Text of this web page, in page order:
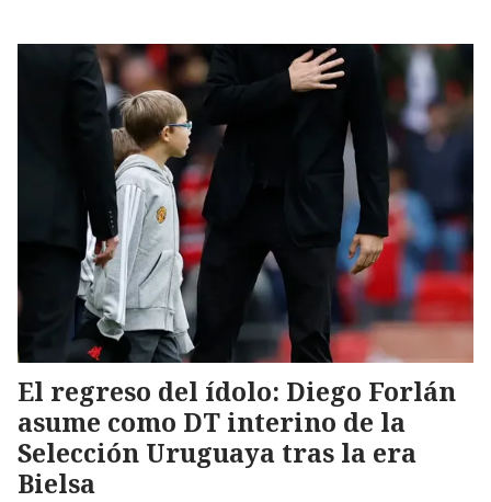
El regreso del ídolo: Diego Forlán
asume como DT interino de la
Selección Uruguaya tras la era
Bielsa